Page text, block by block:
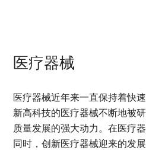
医疗器械
医疗器械近年来一直保持着快
新高科技的医疗器械不断地被
质量发展的强大动力。在医疗
同时，创新医疗器械迎来的发展